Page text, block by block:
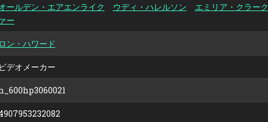
ウ
ズ・
リ
ル
ールデン・エアエンライク ウディ・ハレルソン エミリア・クラーク
ァー
ロン・ハワード
ビデオメーカー